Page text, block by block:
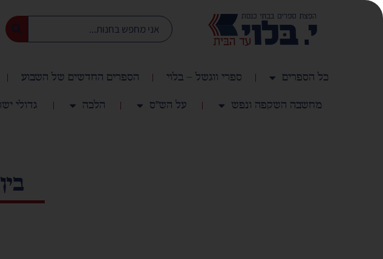
כל הספרים ספרי ווגשל – בלוי הספרים החדשים של השבוע
מחשבה השקפה ונפש על הש"ס הלכה גדולי